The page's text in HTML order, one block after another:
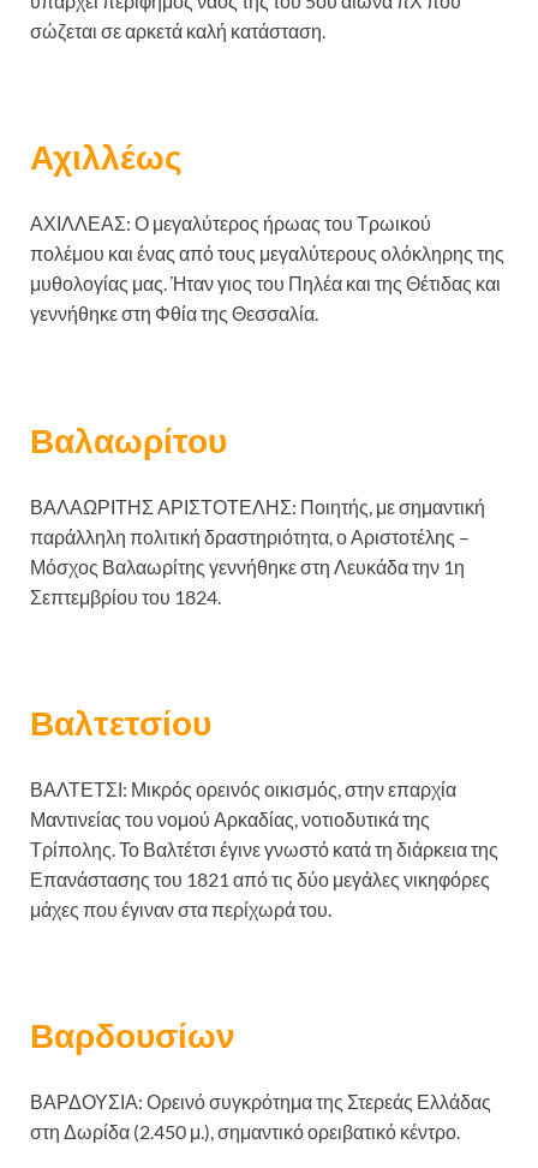
σώζεται σε αρκετά καλή κατάσταση.
Αχιλλέως
ΑΧΙΛΛΕΑΣ: Ο μεγαλύτερος ήρωας του Τρωικού
πολέμου και ένας από τους μεγαλύτερους ολόκληρης της
μυθολογίας μας. Ήταν γιος του Πηλέα και της Θέτιδας και
γεννήθηκε στη Φθία της Θεσσαλία.
Βαλαωρίτου
ΒΑΛΑΩΡΙΤΗΣ ΑΡΙΣΤΟΤΕΛΗΣ: Ποιητής, με σημαντική
παράλληλη πολιτική δραστηριότητα, ο Αριστοτέλης –
Μόσχος Βαλαωρίτης γεννήθηκε στη Λευκάδα την 1η
Σεπτεμβρίου του 1824.
Βαλτετσίου
ΒΑΛΤΕΤΣΙ: Μικρός ορεινός οικισμός, στην επαρχία
Μαντινείας του νομού Αρκαδίας, νοτιοδυτικά της
Τρίπολης. Το Βαλτέτσι έγινε γνωστό κατά τη διάρκεια της
Επανάστασης του 1821 από τις δύο μεγάλες νικηφόρες
μάχες που έγιναν στα περίχωρά του.
Βαρδουσίων
ΒΑΡΔΟΥΣΙΑ: Ορεινό συγκρότημα της Στερεάς Ελλάδας
στη Δωρίδα (2.450 μ.), σημαντικό ορειβατικό κέντρο.